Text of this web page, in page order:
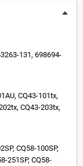
131, 698694-
CQ43-101tx,
CQ43-203tx,
CQ58-100SP,
251SP, CQ58-